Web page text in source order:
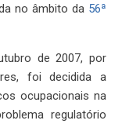
no âmbito da 56ª
de 2007, por
foi decidida a
ocupacionais na
regulatório